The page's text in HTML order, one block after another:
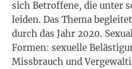
sich Betroffene, die unter
leiden. Das Thema
durch das Jahr 2020.
Formen: sexuelle
Missbrauch und